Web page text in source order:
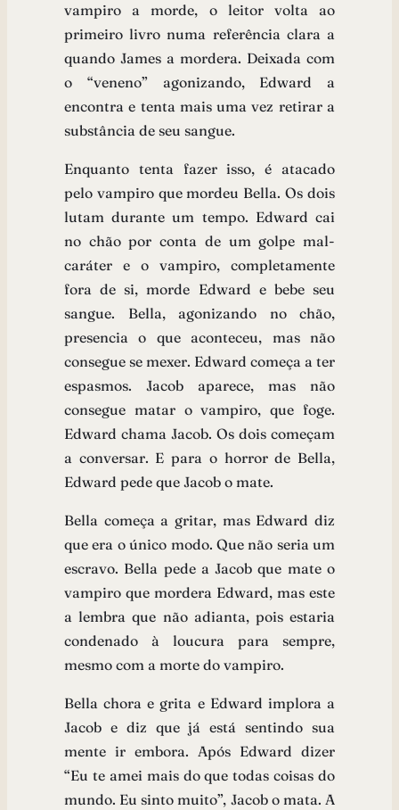
vampiro a morde, o leitor volta ao
primeiro livro numa referência clara a
quando James a mordera. Deixada com
o “veneno” agonizando, Edward a
encontra e tenta mais uma vez retirar a
substância de seu sangue.
Enquanto tenta fazer isso, é atacado
pelo vampiro que mordeu Bella. Os dois
lutam durante um tempo. Edward cai
no chão por conta de um golpe mal-
caráter e o vampiro, completamente
fora de si, morde Edward e bebe seu
sangue. Bella, agonizando no chão,
presencia o que aconteceu, mas não
consegue se mexer. Edward começa a ter
espasmos. Jacob aparece, mas não
consegue matar o vampiro, que foge.
Edward chama Jacob. Os dois começam
a conversar. E para o horror de Bella,
Edward pede que Jacob o mate.
Bella começa a gritar, mas Edward diz
que era o único modo. Que não seria um
escravo. Bella pede a Jacob que mate o
vampiro que mordera Edward, mas este
a lembra que não adianta, pois estaria
condenado à loucura para sempre,
mesmo com a morte do vampiro.
Bella chora e grita e Edward implora a
Jacob e diz que já está sentindo sua
mente ir embora. Após Edward dizer
“Eu te amei mais do que todas coisas do
mundo. Eu sinto muito”, Jacob o mata. A